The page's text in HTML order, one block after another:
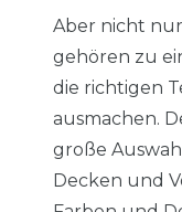
Aber nicht
gehören zu
die richtigen
ausmachen.
große
Decken und